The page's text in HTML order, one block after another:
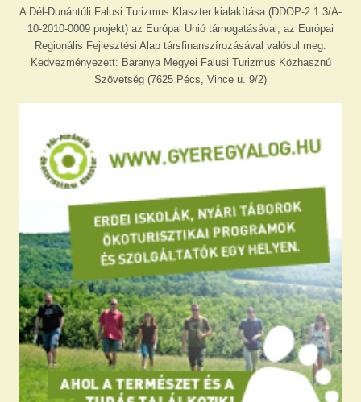
A Dél-Dunántúli Falusi Turizmus Klaszter kialakítása (DDOP-2.1.3/A-
10-2010-0009 projekt) az Európai Unió támogatásával, az Európai
Regionális Fejlesztési Alap társfinanszírozásával valósul meg.
Kedvezményezett: Baranya Megyei Falusi Turizmus Közhasznú
Szövetség (7625 Pécs, Vince u. 9/2)